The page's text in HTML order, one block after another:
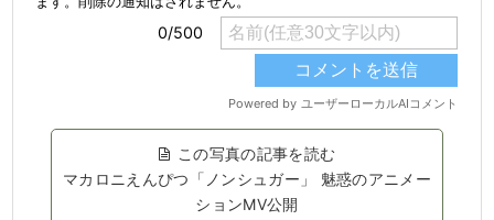
この写真の記事を読む
マカロニえんぴつ「ノンシュガー」 魅惑のアニメー
ションMV公開